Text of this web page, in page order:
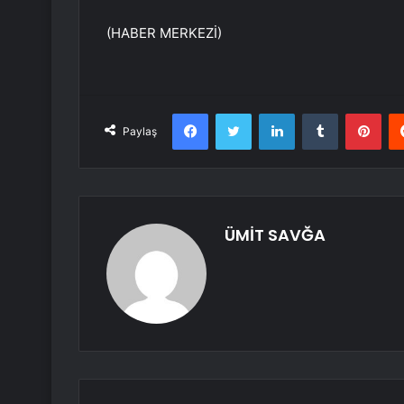
(HABER MERKEZİ)
Paylaş
FacebookTwitter LinkedInTumblr
ÜMİT SAVĞA